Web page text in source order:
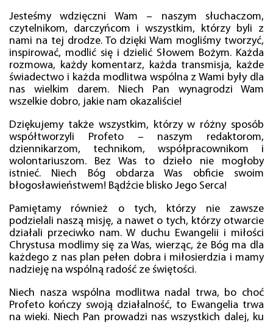
Jesteśmy wdzięczni Wam – naszym słuchaczom,
czytelnikom, darczyńcom i wszystkim, którzy byli z
nami na tej drodze. To dzięki Wam mogliśmy tworzyć,
inspirować, modlić się i dzielić Słowem Bożym. Każda
rozmowa, każdy komentarz, każda transmisja, każde
świadectwo i każda modlitwa wspólna z Wami były dla
nas wielkim darem. Niech Pan wynagrodzi Wam
wszelkie dobro, jakie nam okazaliście!
Dziękujemy także wszystkim, którzy w różny sposób
współtworzyli Profeto – naszym redaktorom,
dziennikarzom, technikom, współpracownikom i
wolontariuszom. Bez Was to dzieło nie mogłoby
istnieć. Niech Bóg obdarza Was obficie swoim
błogosławieństwem! Bądźcie blisko Jego Serca!
Pamiętamy również o tych, którzy nie zawsze
podzielali naszą misję, a nawet o tych, którzy otwarcie
działali przeciwko nam. W duchu Ewangelii i miłości
Chrystusa modlimy się za Was, wierząc, że Bóg ma dla
każdego z nas plan pełen dobra i miłosierdzia i mamy
nadzieję na wspólną radość ze świętości.
Niech nasza wspólna modlitwa nadal trwa, bo choć
Profeto kończy swoją działalność, to Ewangelia trwa
na wieki. Niech Pan prowadzi nas wszystkich dalej, ku